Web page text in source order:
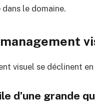
le domaine.
visuel se déclinent
d’une grande